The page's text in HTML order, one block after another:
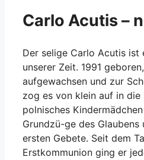
Carlo Acutis –
Der selige Carlo Acutis ist
unserer Zeit. 1991
aufgewachsen und zur
zog es von klein auf in die
polnisches
Grundzü-ge des
ersten Gebete. Seit dem
Erstkommunion ging er